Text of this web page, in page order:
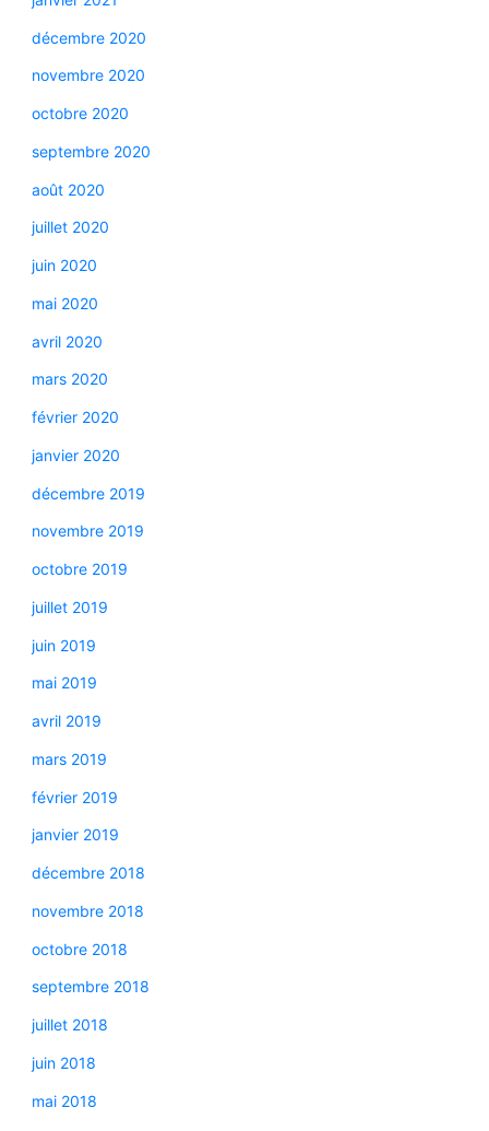
décembre 2020
novembre 2020
octobre 2020
septembre 2020
août 2020
juillet 2020
juin 2020
mai 2020
avril 2020
mars 2020
février 2020
janvier 2020
décembre 2019
novembre 2019
octobre 2019
juillet 2019
juin 2019
mai 2019
avril 2019
mars 2019
février 2019
janvier 2019
décembre 2018
novembre 2018
octobre 2018
septembre 2018
juillet 2018
juin 2018
mai 2018